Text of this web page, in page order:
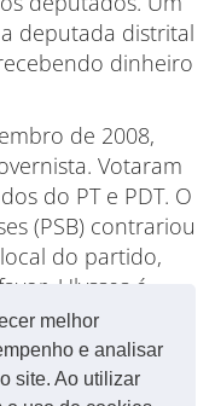
melhor
e analisar
site. Ao utilizar
deputada distrital
dinheiro
de 2008,
Votaram
do PT e PDT. O
(PSB) contrariou
do partido,
Ulysses é
do